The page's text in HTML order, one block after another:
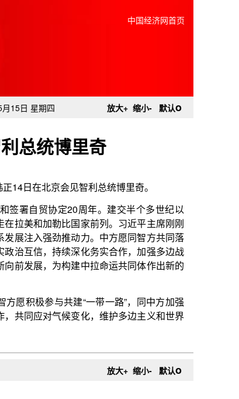
中国经济网首页
15日 星期四 放大+ 缩小- 默认o
总统博里奇
总统博里奇。
年。建交半个多世纪以
前列。习近平主席刚刚
。中方愿同智方共同落
务实合作，加强多边战
拉命运共同体作出新的
带一路”，同中方加强
，维护多边主义和世界
放大+ 缩小- 默认o